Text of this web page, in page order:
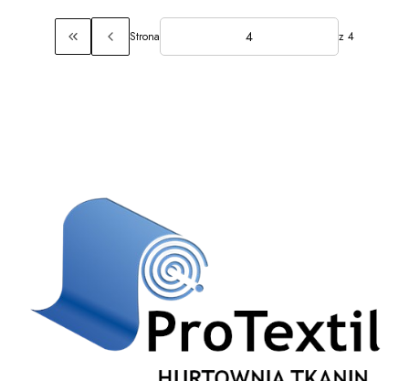
Wróć do pierwszej strony z produktami
Strona z 4